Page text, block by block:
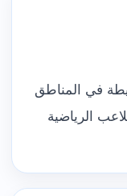
في المناطق
الرياضية